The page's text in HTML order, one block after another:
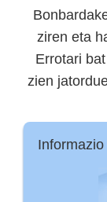
ziren eta
Errotari
zien